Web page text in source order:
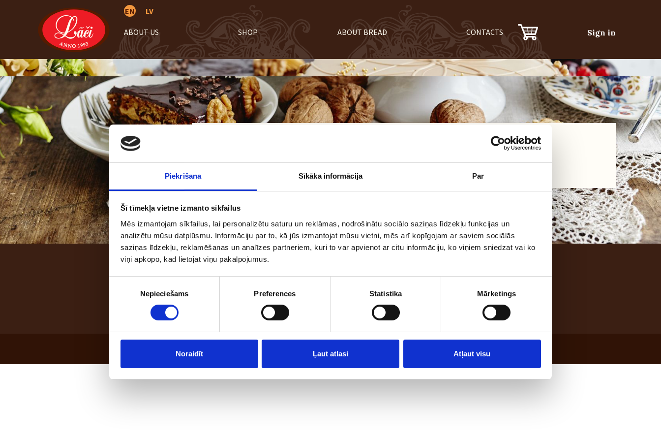
Piekrišana Sīkāka informācija Par
Šī tīmekļa vietne izmanto sīkfailus
Mēs izmantojam sīkfailus, lai personalizētu saturu un reklāmas, nodrošinātu sociālo saziņas līdzekļu funkcijas un
analizētu mūsu datplūsmu. Informāciju par to, kā jūs izmantojat mūsu vietni, mēs arī kopīgojam ar saviem sociālās
saziņas līdzekļu, reklamēšanas un analīzes partneriem, kuri to var apvienot ar citu informāciju, ko viņiem sniedzat vai ko
viņi apkopo, kad lietojat viņu pakalpojumus.
Nepieciešams Preferences Statistika Mārketings
Noraidīt Ļaut atlasi Atļaut visu
EN LV
ABOUT US SHOP ABOUT BREAD CONTACTS Sign in
Address: "Benūžu - Skauģi", Babītes pag., Babītes nov., Latvija, LV-2107; office phone: +371 66047555; e-mail: maize@laci.lv
© 2026 SIA "Lāči"